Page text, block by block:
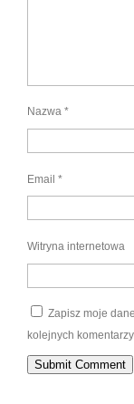
Nazwa *
Email *
Witryna internetowa
Zapisz moje
kolejnych